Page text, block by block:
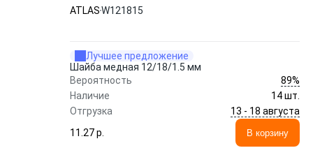
ATLASW121815
Лучшее предложение
Шайба медная 12/18/1.5 мм
Вероятность
89%
Наличие
14 шт.
Отгрузка
13 - 18 августа
11.27 p.
В корзину